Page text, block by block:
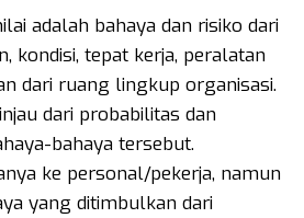
adalah bahaya dan risiko dari
kondisi, tepat kerja, peralatan
dari ruang lingkup organisasi.
dari probabilitas dan
bahaya tersebut.
ke personal/pekerja, namun
yang ditimbulkan dari